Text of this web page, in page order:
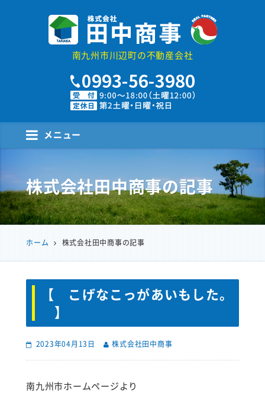
株式会社田中商事南九州市川辺町の不動産会社
メニュー
株式会社田中商事の記事
ホーム 株式会社田中商事の記事
【 こげなこっがあいもした。
】
2023年04月13日 株式会社田中商事
南九州市ホームページより